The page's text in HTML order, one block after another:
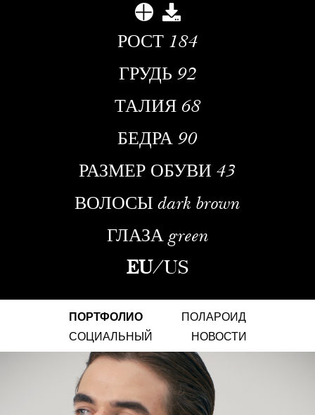
РОСТ 184
ГРУДЬ 92
ТАЛИЯ 68
БЕДРА 90
РАЗМЕР ОБУВИ 43
ВОЛОСЫ dark brown
ГЛАЗА green
EU/US
ПОРТФОЛИО
ПОЛАРОИД
СОЦИАЛЬНЫЙ
НОВОСТИ